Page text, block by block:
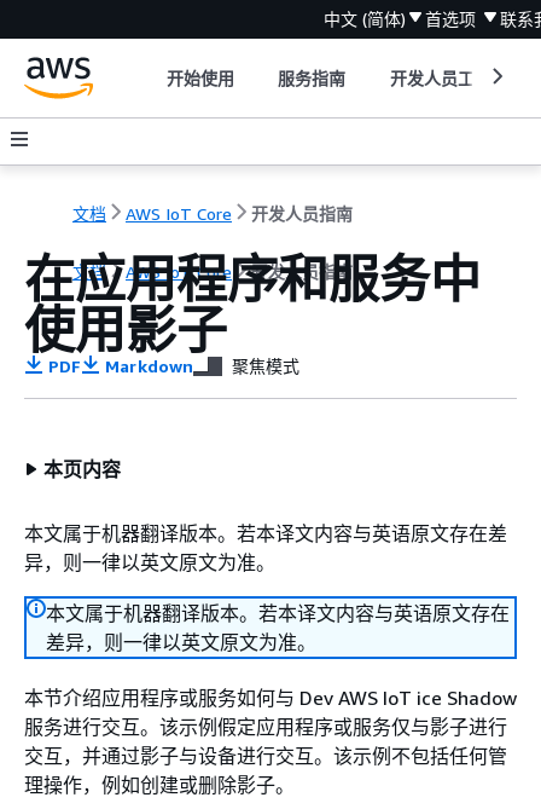
中文 (简体) 首选项 联系
开始使用 服务指南 开发人员工具
文档 AWS IoT Core 开发人员指南
文档 AWS IoT Core 开发人员指南
在应用程序和服务中
使用影子
PDF Markdown 聚焦模式
本页内容
本文属于机器翻译版本。若本译文内容与英语原文存在差
异，则一律以英文原文为准。
本文属于机器翻译版本。若本译文内容与英语原文存在
差异，则一律以英文原文为准。
本节介绍应用程序或服务如何与 Dev AWS IoT ice Shadow
服务进行交互。该示例假定应用程序或服务仅与影子进行
交互，并通过影子与设备进行交互。该示例不包括任何管
理操作，例如创建或删除影子。